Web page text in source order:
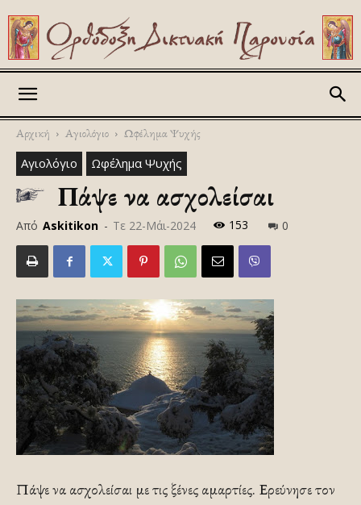
Αρχική Αγιολόγιο Ωφέλημα Ψυχής
Αγιολόγιο Ωφέλημα Ψυχής
Πάψε να ασχολείσαι
Από Askitikon - Τε 22-Μάι-2024 153 0
Πάψε να ασχολείσαι με τις ξένες αμαρτίες. Ερεύνησε τον